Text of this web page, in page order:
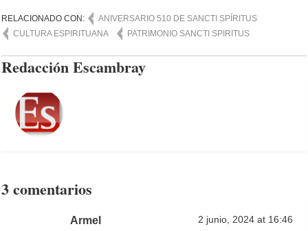
RELACIONADO CON:
ANIVERSARIO 510 DE SANCTI SPÍRITUS
CULTURA ESPIRITUANA
PATRIMONIO SANCTI SPIRITUS
Redacción Escambray
3 comentarios
Armel 2 junio, 2024 at 16:46